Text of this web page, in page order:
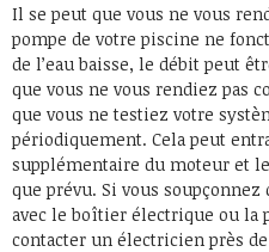
Il se peut que vous ne vous
pompe de votre piscine ne
de l’eau baisse, le débit peut
que vous ne vous rendiez pas
que vous ne testiez votre
périodiquement. Cela peut
supplémentaire du moteur et
que prévu. Si vous soupçonnez
avec le boîtier électrique ou la
contacter un électricien près